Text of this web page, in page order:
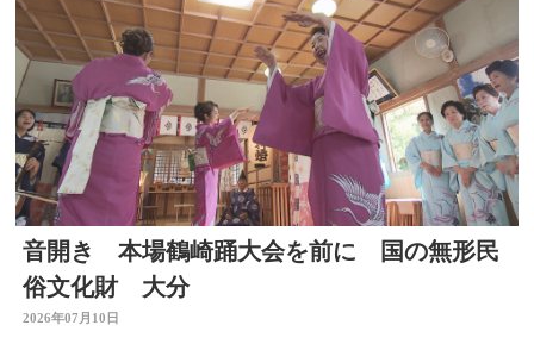
音開き 本場鶴崎踊大会を前に 国の無形民
俗文化財 大分
2026年07月10日